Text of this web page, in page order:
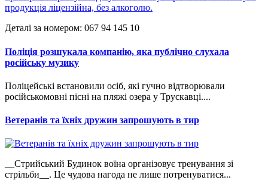
Деталі за номером: 067 94 145 10
Поліція розшукала компанію, яка публічно слухала
російську музику
Поліцейські встановили осіб, які гучно відтворювали
російськомовні пісні на пляжі озера у Трускавці....
Ветеранів та їхніх дружин запрошують в тир
__Стрийський Будинок воїна організовує тренування зі
стрільби__. Це чудова нагода не лише потренуватися...